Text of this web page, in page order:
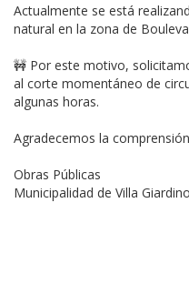
Actualmente se está
natural en la zona de
🚧 Por este motivo,
al corte momentáneo de
algunas horas.
Agradecemos la
Obras Públicas
Municipalidad de Villa Giardino